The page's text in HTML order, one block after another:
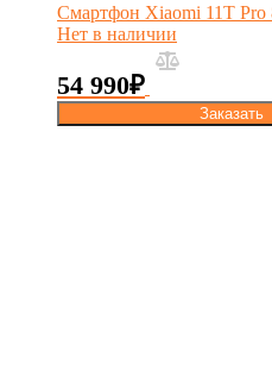
Смартфон Xiaomi 11T
Нет в наличии
54 990₽
Заказать